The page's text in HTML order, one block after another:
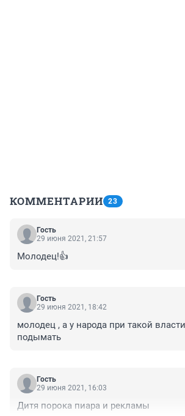
КОММЕНТАРИИ 23
Гость
29 июня 2021, 21:57
Молодец!👍
Гость
29 июня 2021, 18:42
молодец , а у народа при такой
подымать
Гость
29 июня 2021, 16:03
Дитя порока пиара и рекламы